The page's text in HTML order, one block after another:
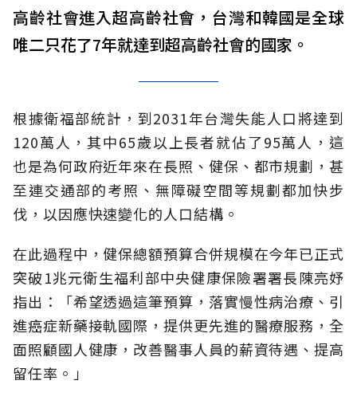
高齡社會進入超高齡社會，台灣和韓國是全球
唯二只花了7年就達到超高齡社會的國家。
根據衛福部統計，到2031年台灣失能人口將達到
120萬人，其中65歲以上長者就佔了95萬人，這
也是為何政府近年來在長照、健保、都市規劃，甚
至連交通部的考照、無障礙空間等規劃都加快步
伐，以因應快速變化的人口結構。
在此過程中，健保總額預算合併規模在今年已正式
突破1兆元衛生福利部中央健康保險署署長陳亮妤
指出：「希望透過這筆預算，落實慢性病治療、引
進癌症新藥接軌國際，提供更先進的醫療服務，全
面照顧國人健康，改善醫事人員的薪資待遇、提高
留任率。」